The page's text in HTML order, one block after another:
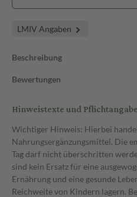
LMIV Angaben
Beschreibung
Bewertungen
Hinweistexte und
Wichtiger Hinweis: Hierbei
Nahrungsergänzungsmittel. Die
Tag darf nicht überschritten
sind kein Ersatz für eine
Ernährung und eine gesunde
Reichweite von Kindern lagern.